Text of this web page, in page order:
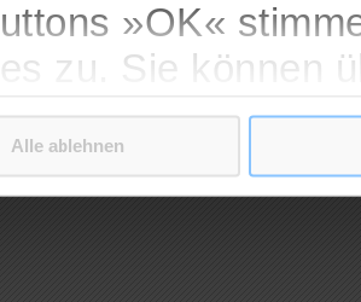
»OK«
zu. Sie können
Cookies
Informationen
Alle ablehnen